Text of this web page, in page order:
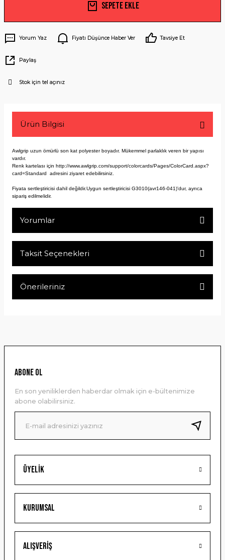
Sepete Ekle
Yorum Yaz Fiyatı Düşünce Haber Ver Tavsiye Et
Paylaş
Stok için tel açınız
Ürün Bilgisi
Awlgrip uzun ömürlü son kat polyester boyadır. Mükemmel parlaklık veren bir yapısı
vardır.
Renk kartelası için http://www.awlgrip.com/support/colorcards/Pages/ColorCard.aspx?
card=Standard adresini ziyaret edebilirsiniz.
Fiyata sertleştiricisi dahil değildir.Uygun sertleştiricisi G3010(avr146-041)'dur, ayrıca
sipariş edilmelidir.
Yorumlar
Taksit Seçenekleri
Önerileriniz
Ürün resmi kalitesiz, bozuk veya görüntülenemiyor.
Ürün bilgilerinde hatalar bulunuyor.
Ürün fiyatı diğer sitelerden daha pahalı.
Bu ürüne benzer farklı alternatifler olmalı.
Gönder
Üyelik
Kurumsal
Alışveriş
ABONE OL
En son yeniliklerden haberdar olmak için e-bültenimize
abone olabilirsiniz.